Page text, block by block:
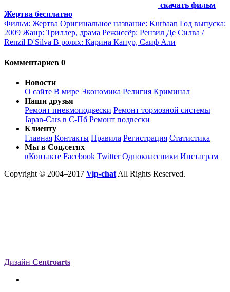
скачать фильм
Жертва бесплатно
Фильм: Жертва Оригинальное название: Kurbaan Год выпуска:
2009 Жанр: Триллер, драма Режиссёр: Рензил Де Силва /
Renzil D'Silva В ролях: Карина Капур, Саиф Али
Комментариев 0
Новости
О сайте В мире Экономика Религия Криминал
Наши друзья
Ремонт пневмоподвески Ремонт тормозной системы
Japan-Cars в С-Пб Ремонт подвески
Клиенту
Главная Контакты Правила Регистрация Статистика
Мы в Соц.сетях
вКонтакте Facebook Twitter Одноклассники Инстаграм
Copyright © 2004–2017 Vip-chat All Rights Reserved.
Дизайн Centroarts